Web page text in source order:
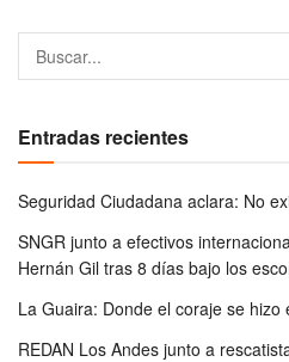
Entradas recientes
Seguridad Ciudadana aclara: No
SNGR junto a efectivos
Hernán Gil tras 8 días bajo los
La Guaira: Donde el coraje se hizo
REDAN Los Andes junto a